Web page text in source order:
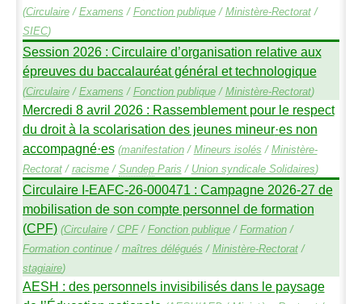
(Circulaire/ Examens / Fonction publique/ Ministère-Rectorat/
SIEC)
Session 2026 : Circulaire d’organisation relative aux
épreuves du baccalauréat général et technologique
(Circulaire/ Examens / Fonction publique/ Ministère-Rectorat)
Mercredi 8 avril 2026 : Rassemblement pour le respect
du droit à la scolarisation des jeunes mineur·es non
accompagné·es (manifestation/ Mineurs isolés / Ministère-
Rectorat/ racisme/ SundepParis / Union syndicale Solidaires)
Circulaire I-EAFC-26-000471 : Campagne 2026-27 de
mobilisation de son compte personnel de formation
(CPF) (Circulaire/ CPF/ Fonction publique/ Formation/
Formation continue/ maîtres délégués / Ministère-Rectorat/
stagiaire)
AESH : des personnels invisibilisés dans le paysage